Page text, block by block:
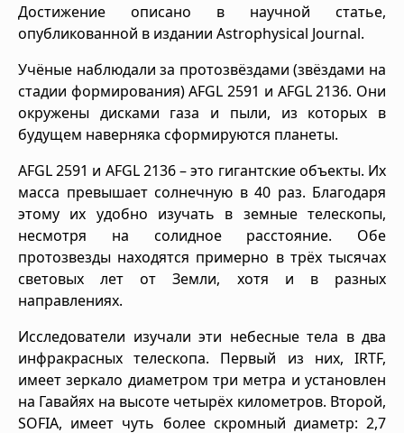
Достижение описано в научной статье,
опубликованной в издании Astrophysical Journal.
Учёные наблюдали за протозвёздами (звёздами на
стадии формирования) AFGL 2591 и AFGL 2136. Они
окружены дисками газа и пыли, из которых в
будущем наверняка сформируются планеты.
AFGL 2591 и AFGL 2136 – это гигантские объекты. Их
масса превышает солнечную в 40 раз. Благодаря
этому их удобно изучать в земные телескопы,
несмотря на солидное расстояние. Обе
протозвезды находятся примерно в трёх тысячах
световых лет от Земли, хотя и в разных
направлениях.
Исследователи изучали эти небесные тела в два
инфракрасных телескопа. Первый из них, IRTF,
имеет зеркало диаметром три метра и установлен
на Гавайях на высоте четырёх километров. Второй,
SOFIA, имеет чуть более скромный диаметр: 2,7